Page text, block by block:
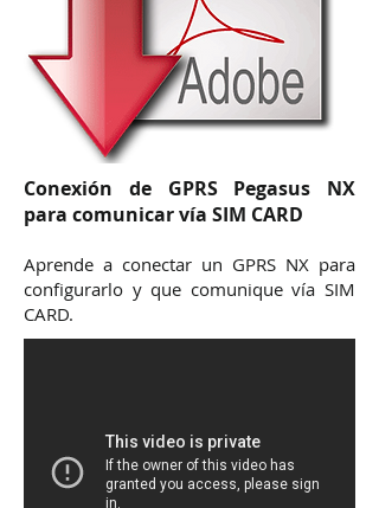
Conexión de GPRS Pegasus NX
para comunicar vía SIM CARD
Aprende a conectar un GPRS NX para
configurarlo y que comunique vía SIM
CARD.